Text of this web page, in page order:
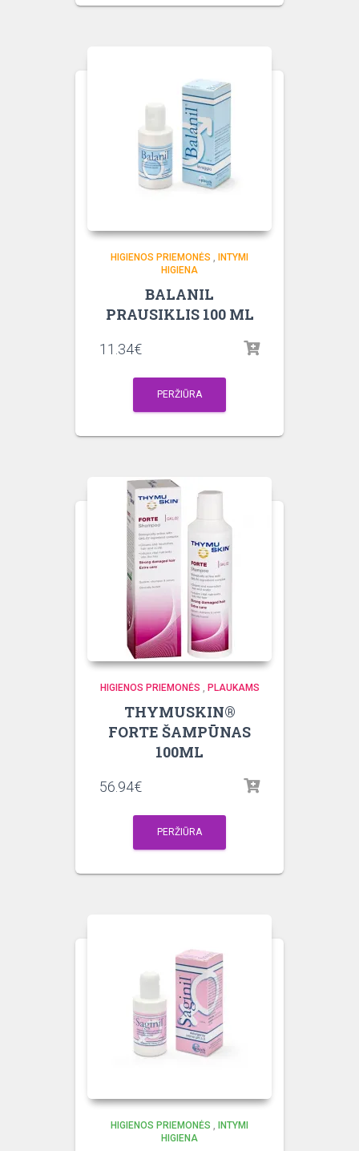
HIGIENOS PRIEMONĖS
INTYMI
HIGIENA
BALANIL
PRAUSIKLIS 100 ML
11.34€
PERŽIŪRA
HIGIENOS PRIEMONĖS PLAUKAMS
THYMUSKIN®
FORTE ŠAMPŪNAS
100ML
56.94€
PERŽIŪRA
HIGIENOS PRIEMONĖS
INTYMI
HIGIENA